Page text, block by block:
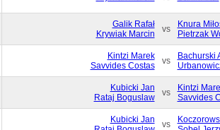
Galik Rafał
Krywiak Marcin
vs
Knura
Pietrzak
Kintzi Marek
Savvides Costas
vs
Bachurski
Kubicki Jan
Rataj Boguslaw
vs
Kintzi
Savvides
Kubicki Jan
vs